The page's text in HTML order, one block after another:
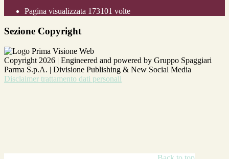
Pagina visualizzata 173101 volte
Sezione Copyright
Copyright 2026 | Engineered and powered by Gruppo Spaggiari
Parma S.p.A. | Divisione Publishing & New Social Media
Disclaimer trattamento dati personali